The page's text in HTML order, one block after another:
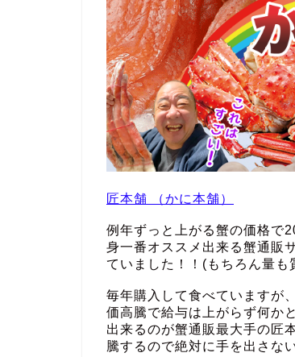
匠本舗 （かに本舗）
例年ずっと上がる蟹の価格で
身一番オススメ出来る蟹通販
ていました！！(もちろん量も
毎年購入して食べていますが
価高騰で給与は上がらず何か
出来るのが蟹通販最大手の匠
騰するので絶対に手を出さな